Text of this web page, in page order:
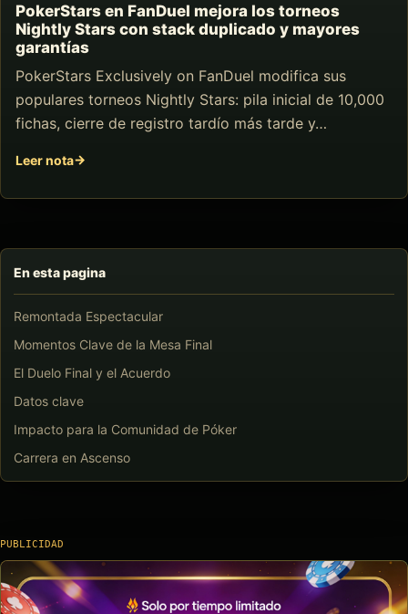
En esta pagina
Remontada Espectacular
Momentos Clave de la Mesa Final
El Duelo Final y el Acuerdo
Datos clave
Impacto para la Comunidad de Póker
Carrera en Ascenso
PokerStars en FanDuel mejora los torneos
Nightly Stars con stack duplicado y mayores
garantías
PokerStars Exclusively on FanDuel modifica sus
populares torneos Nightly Stars: pila inicial de 10,000
fichas, cierre de registro tardío más tarde y…
Leer nota
PUBLICIDAD